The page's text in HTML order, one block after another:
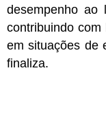
desempenho
contribuindo
em situações de
finaliza.